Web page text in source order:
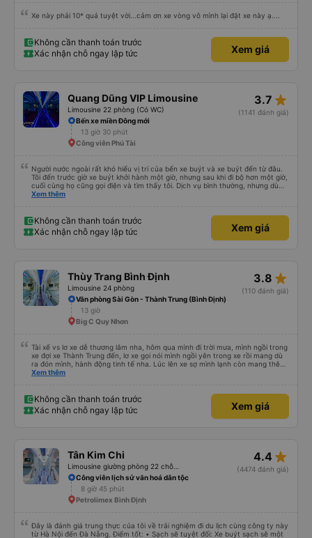
Xe này phải 10* quá tuyệt vời...cảm ơn xe vòng vô mình lại đặt xe này ạ....
Không cần thanh toán trước
Xác nhận chỗ ngay lập tức
Xem giá
Quang Dũng VIP Limousine
Limousine 22 phòng (Có WC)
3.7 star_rate
(1141 đánh giá)
Bến xe miền Đông mới
13 giờ 30 phút
Công viên Phú Tài
Người nước ngoài rất khó hiểu vị trí của bến xe buýt và xe buýt đến từ đâu.
Tôi đến trước giờ xe buýt khởi hành một giờ, nhưng sau khi đi bộ hơn một giờ,
cuối cùng họ cũng gọi điện và tìm thấy tôi. Dịch vụ bình thường, nhưng dù
sao thì tôi ngủ ngon hơn ở khách sạn vì tôi rất thoải mái. Sẽ tuyệt hơn nếu
Xem thêm
Không cần thanh toán trước
Xác nhận chỗ ngay lập tức
Xem giá
Thùy Trang Bình Định
Limousine 24 phòng
3.8 star_rate
(110 đánh giá)
Văn phòng Sài Gòn - Thành Trung (Bình Định)
13 giờ
Big C Quy Nhơn
Tài xế vs lơ xe dễ thương lắm nha, hôm qua mình đi trời mưa, mình ngồi trong
xe đợi xe Thành Trung đến, lơ xe gọi nói mình ngồi yên trong xe rồi mang dù
ra đón mình, hành động tinh tế nha. Lúc lên xe sợ mình lạnh còn mang thêm
cho mình cái chăn bông, lúc xuống xe lần nào cũng v, đều book grap, be chở
bố mẹ đi, bố mẹ khen không hết lời. Cảm ơn nhà xe Thành Trung nhiều
Xem thêm
Không cần thanh toán trước
Xác nhận chỗ ngay lập tức
Xem giá
Tân Kim Chi 4.4 star_rate
(4474 đánh giá)
Công viên lịch sử văn hoá dân tộc
8 giờ 45 phút
Petrolimex Bình Định
Đây là đánh giá trung thực của tôi về trải nghiệm đi du lịch cùng công ty này
từ Hà Nội đến Đà Nẵng. Điểm tốt: • Sạch sẽ tuyệt đối: Xe buýt sạch sẽ một